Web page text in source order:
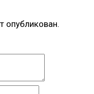
опубликован.